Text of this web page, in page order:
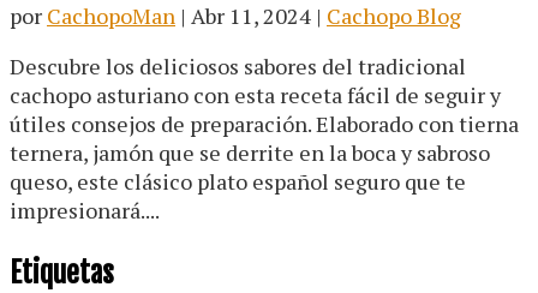
por CachopoMan | Abr 11, 2024 | Cachopo Blog
Descubre los deliciosos sabores del tradicional
cachopo asturiano con esta receta fácil de seguir y
útiles consejos de preparación. Elaborado con tierna
ternera, jamón que se derrite en la boca y sabroso
queso, este clásico plato español seguro que te
impresionará....
Etiquetas